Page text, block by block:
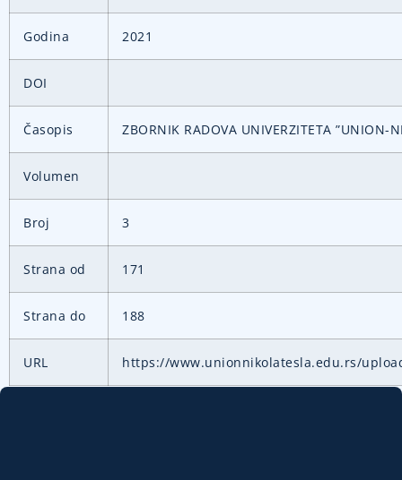
Godina 2021
DOI
Časopis ZBORNIK RADOVA UNIVERZITETA
Volumen
Broj 3
Strana od 171
Strana do 188
URL https://www.unionnikolatesla.edu.rs/